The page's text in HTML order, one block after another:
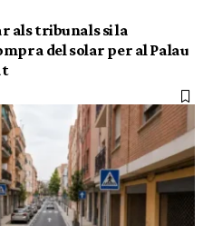
als tribunals si la
del solar per al Palau